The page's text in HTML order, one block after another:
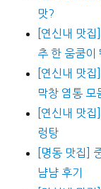
맛?
[연신내 맛
추 한 움쿰이
[연신내 맛
막창 염통
[연신내 맛
렁탕
[명동 맛집]
냠냠 후기